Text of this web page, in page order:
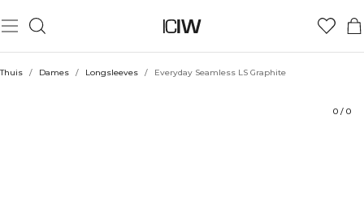
Thuis / Dames / Longsleeves / Everyday Seamless LS Graphite
0 / 0